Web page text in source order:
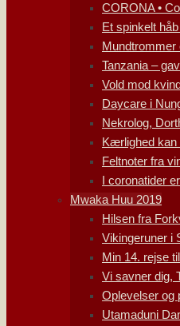
CORONA •
Et spinkelt
Mundtrommer
Tanzania –
Vold mod
Daycare i
Nekrolog,
Kærlighed kan
Feltnoter fra
I coronatider
Mwaka Huu 2019
Hilsen fra
Vikingeruner i
Min 14. rejse
Vi savner dig,
Oplevelser og
Utamaduni